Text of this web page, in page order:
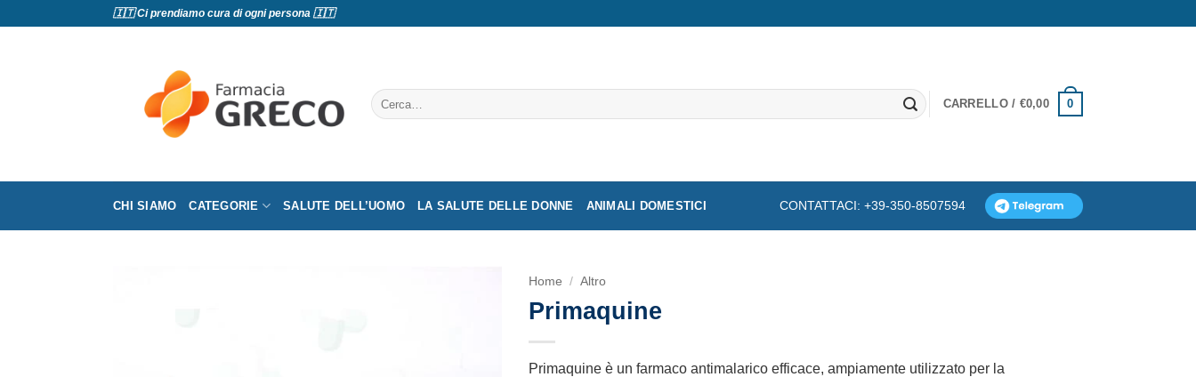
🇮🇹 Ci prendiamo cura di ogni persona 🇮🇹
Cerca:
CARRELLO / €0,00 0
CHI SIAMO CATEGORIE SALUTE DELL’UOMO LA SALUTE DELLE DONNE ANIMALI DOMESTICI CONTATTACI: +39-350-8507594
Home / Altro
Primaquine
Primaquine è un farmaco antimalarico efficace, ampiamente utilizzato per la